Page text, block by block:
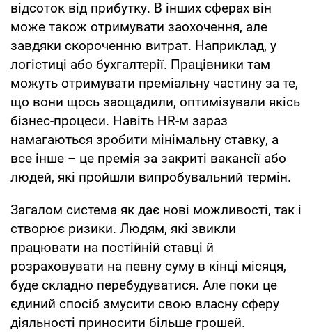
відсоток від прибутку. В інших сферах він
може також отримувати заохочення, але
завдяки скороченню витрат. Наприклад, у
логістиці або бухгалтерії. Працівники там
можуть отримувати преміальну частину за те,
що вони щось заощадили, оптимізували якісь
бізнес-процеси. Навіть HR-м зараз
намагаються зробити мінімальну ставку, а
все інше – це премія за закриті вакансії або
людей, які пройшли випробувальний термін.
Загалом система як дає нові можливості, так і
створює ризики. Людям, які звикли
працювати на постійній ставці й
розраховувати на певну суму в кінці місяця,
буде складно перебудуватися. Але поки це
єдиний спосіб змусити свою власну сферу
діяльності приносити більше грошей.